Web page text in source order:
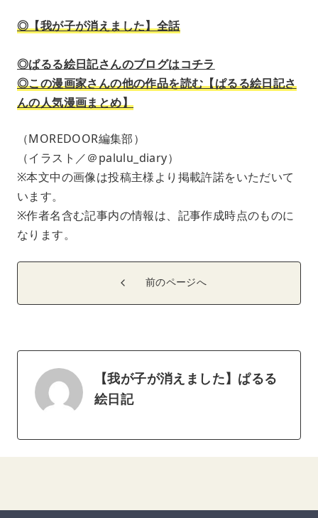
◎【我が子が消えました】全話
◎ぱるる絵日記さんのブログはコチラ
◎この漫画家さんの他の作品を読む【ぱるる絵日記さ
んの人気漫画まとめ】
（MOREDOOR編集部）
（イラスト／＠palulu_diary）
※本文中の画像は投稿主様より掲載許諾をいただいて
います。
※作者名含む記事内の情報は、記事作成時点のものに
なります。
前のページへ
【我が子が消えました】ぱるる
絵日記